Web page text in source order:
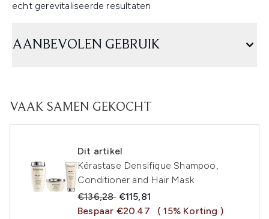
echt gerevitaliseerde resultaten
AANBEVOLEN GEBRUIK
VAAK SAMEN GEKOCHT
Dit artikel
Kérastase Densifique Shampoo,
Conditioner and Hair Mask
Recommended Retail Price:
€136,28 Huidige prijs:
€115,81
Bespaar €20.47
( 15% Korting )